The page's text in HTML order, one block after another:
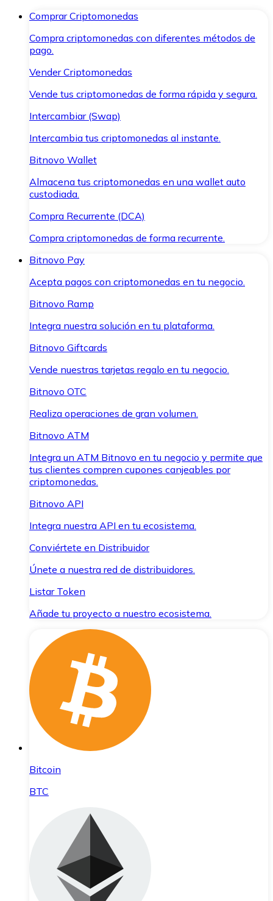
Comprar Criptomonedas
Compra criptomonedas con diferentes métodos de
pago.
Vender Criptomonedas
Vende tus criptomonedas de forma rápida y segura.
Intercambiar (Swap)
Intercambia tus criptomonedas al instante.
Bitnovo Wallet
Almacena tus criptomonedas en una wallet auto
custodiada.
Compra Recurrente (DCA)
Compra criptomonedas de forma recurrente.
Bitnovo Pay
Acepta pagos con criptomonedas en tu negocio.
Bitnovo Ramp
Integra nuestra solución en tu plataforma.
Bitnovo Giftcards
Vende nuestras tarjetas regalo en tu negocio.
Bitnovo OTC
Realiza operaciones de gran volumen.
Bitnovo ATM
Integra un ATM Bitnovo en tu negocio y permite que
tus clientes compren cupones canjeables por
criptomonedas.
Bitnovo API
Integra nuestra API en tu ecosistema.
Conviértete en Distribuidor
Únete a nuestra red de distribuidores.
Listar Token
Añade tu proyecto a nuestro ecosistema.
Bitcoin
BTC